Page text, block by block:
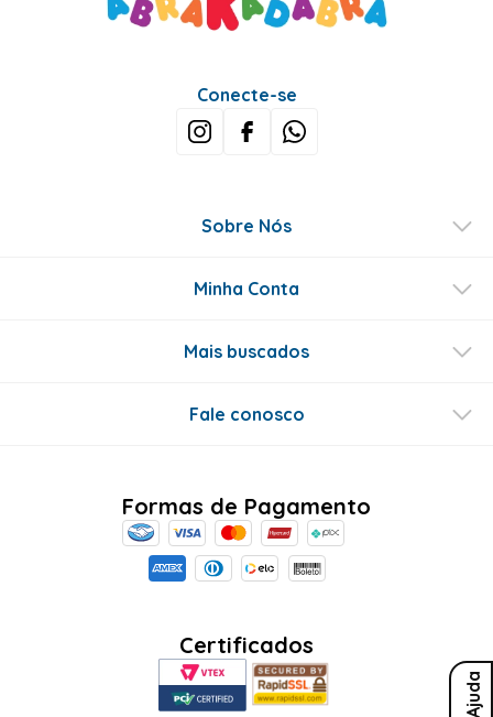
Ajuda
Conecte-se
Sobre Nós
Minha Conta
Mais buscados
Fale conosco
Formas de Pagamento
Certificados